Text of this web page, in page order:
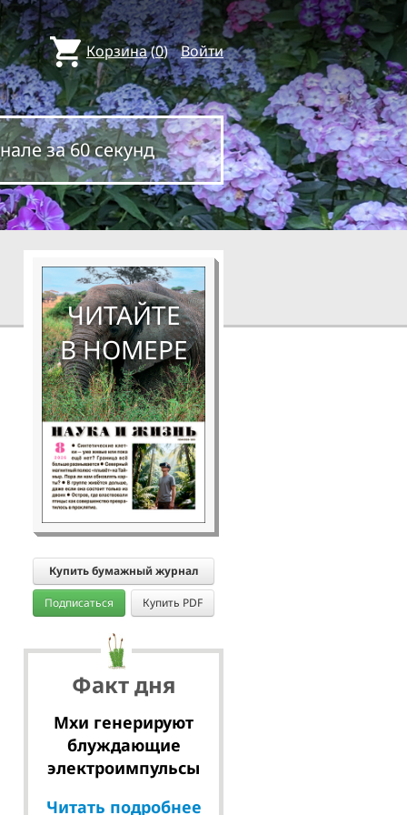
Корзина(0) Войти
за 60 секунд
ЧИТАЙТЕ
В НОМЕРЕ
Купить бумажный журнал
Подписаться Купить PDF
Факт дня
Мхи генерируют
блуждающие
электроимпульсы
Читать подробнее